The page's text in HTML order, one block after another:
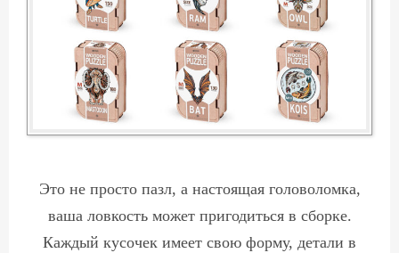
Это не просто пазл, а настоящая головоломка,
ваша ловкость может пригодиться в сборке.
Каждый кусочек имеет свою форму, детали в